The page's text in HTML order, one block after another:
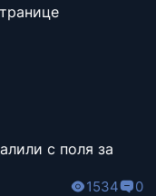
с поля за
1534 0